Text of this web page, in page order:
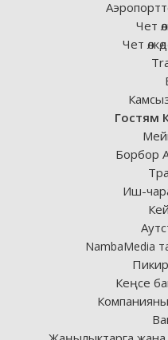
Чет
Чет
Гостям
Борбор
Иш-
NambaMedia
Кеңсе